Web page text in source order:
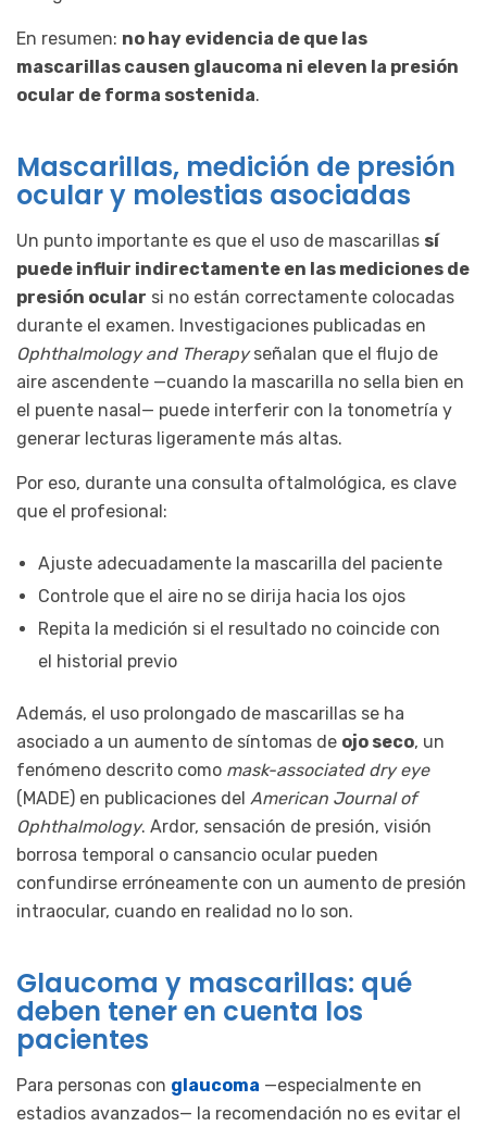
En resumen: no hay evidencia de que las
mascarillas causen glaucoma ni eleven la presión
ocular de forma sostenida.
Mascarillas, medición de presión
ocular y molestias asociadas
Un punto importante es que el uso de mascarillas sí
puede influir indirectamente en las mediciones de
presión ocular si no están correctamente colocadas
durante el examen. Investigaciones publicadas en
Ophthalmology and Therapyseñalan que el flujo de
aire ascendente —cuando la mascarilla no sella bien en
el puente nasal— puede interferir con la tonometría y
generar lecturas ligeramente más altas.
Por eso, durante una consulta oftalmológica, es clave
que el profesional:
Ajuste adecuadamente la mascarilla del paciente
Controle que el aire no se dirija hacia los ojos
Repita la medición si el resultado no coincide con
el historial previo
Además, el uso prolongado de mascarillas se ha
asociado a un aumento de síntomas de ojo seco, un
fenómeno descrito como mask-associated dry eye
(MADE) en publicaciones del American Journal of
Ophthalmology. Ardor, sensación de presión, visión
borrosa temporal o cansancio ocular pueden
confundirse erróneamente con un aumento de presión
intraocular, cuando en realidad no lo son.
Glaucoma y mascarillas: qué
deben tener en cuenta los
pacientes
Para personas con glaucoma —especialmente en
estadios avanzados— la recomendación no es evitar el